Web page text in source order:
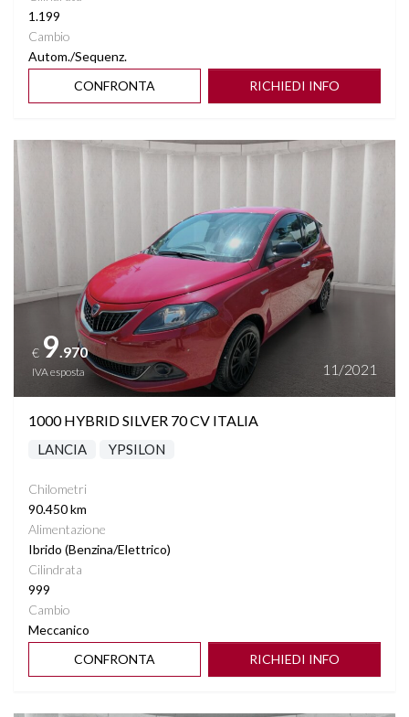
1.199
Cambio
Autom./Sequenz.
CONFRONTA
RICHIEDI INFO
Vedi dettagli
€ 9.970
IVA esposta 11/2021
1000 HYBRID SILVER 70 CV ITALIA
LANCIA YPSILON
Chilometri
90.450 km
Alimentazione
Ibrido (Benzina/Elettrico)
Cilindrata
999
Cambio
Meccanico
CONFRONTA
RICHIEDI INFO